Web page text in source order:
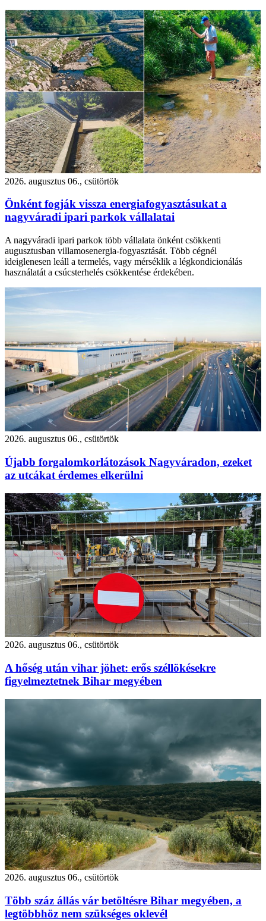
2026. augusztus 06., csütörtök
Önként fogják vissza energiafogyasztásukat a
nagyváradi ipari parkok vállalatai
A nagyváradi ipari parkok több vállalata önként csökkenti
augusztusban villamosenergia-fogyasztását. Több cégnél
ideiglenesen leáll a termelés, vagy mérséklik a légkondicionálás
használatát a csúcsterhelés csökkentése érdekében.
2026. augusztus 06., csütörtök
Újabb forgalomkorlátozások Nagyváradon, ezeket
az utcákat érdemes elkerülni
2026. augusztus 06., csütörtök
A hőség után vihar jöhet: erős széllökésekre
figyelmeztetnek Bihar megyében
2026. augusztus 06., csütörtök
Több száz állás vár betöltésre Bihar megyében, a
legtöbbhöz nem szükséges oklevél